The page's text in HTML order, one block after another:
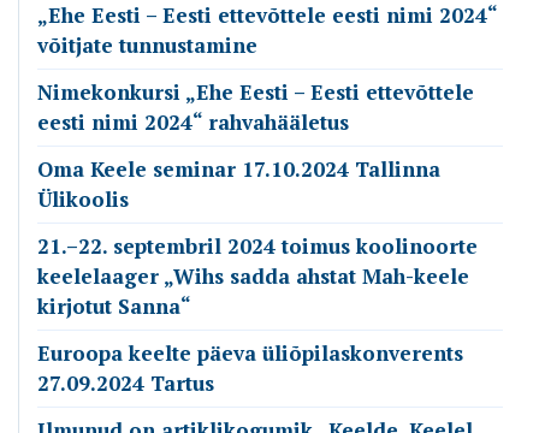
„Ehe Eesti – Eesti ettevõttele eesti nimi 2024“
võitjate tunnustamine
Nimekonkursi „Ehe Eesti – Eesti ettevõttele
eesti nimi 2024“ rahvahääletus
Oma Keele seminar 17.10.2024 Tallinna
Ülikoolis
21.–22. septembril 2024 toimus koolinoorte
keelelaager „Wihs sadda ahstat Mah-keele
kirjotut Sanna“
Euroopa keelte päeva üliõpilaskonverents
27.09.2024 Tartus